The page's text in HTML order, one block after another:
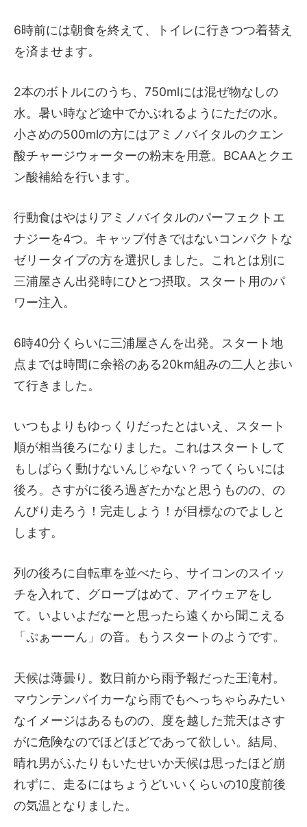
6時前には朝食を終えて、トイレに行きつつ着替え
を済ませます。
2本のボトルにのうち、750mlには混ぜ物なしの
水。暑い時など途中でかぶれるようにただの水。
小さめの500mlの方にはアミノバイタルのクエン
酸チャージウォーターの粉末を用意。BCAAとクエ
ン酸補給を行います。
行動食はやはりアミノバイタルのパーフェクトエ
ナジーを4つ。キャップ付きではないコンパクトな
ゼリータイプの方を選択しました。これとは別に
三浦屋さん出発時にひとつ摂取。スタート用のパ
ワー注入。
6時40分くらいに三浦屋さんを出発。スタート地
点までは時間に余裕のある20km組みの二人と歩い
て行きました。
いつもよりもゆっくりだったとはいえ、スタート
順が相当後ろになりました。これはスタートして
もしばらく動けないんじゃない？ってくらいには
後ろ。さすがに後ろ過ぎたかなと思うものの、の
んびり走ろう！完走しよう！が目標なのでよしと
します。
列の後ろに自転車を並べたら、サイコンのスイッ
チを入れて、グローブはめて、アイウェアをし
て。いよいよだなーと思ったら遠くから聞こえる
「ぷぁーーん」の音。もうスタートのようです。
天候は薄曇り。数日前から雨予報だった王滝村。
マウンテンバイカーなら雨でもへっちゃらみたい
なイメージはあるものの、度を越した荒天はさす
がに危険なのでほどほどであって欲しい。結局、
晴れ男がふたりもいたせいか天候は思ったほど崩
れずに、走るにはちょうどいいくらいの10度前後
の気温となりました。